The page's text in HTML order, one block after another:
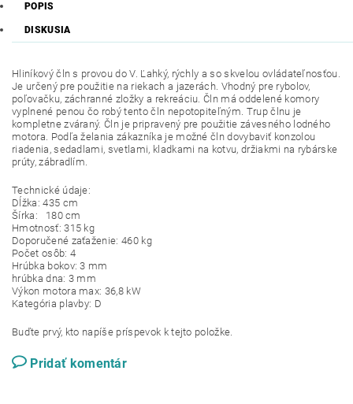
POPIS
DISKUSIA
Hliníkový čln s provou do V. Ľahký, rýchly a so skvelou ovládateľnosťou.
Je určený pre použitie na riekach a jazerách. Vhodný pre rybolov,
poľovačku, záchranné zložky a rekreáciu. Čln má oddelené komory
vyplnené penou čo robý tento čln nepotopiteľným. Trup člnu je
kompletne zváraný. Čln je pripravený pre použitie závesného lodného
motora. Podľa želania zákazníka je možné čln dovybaviť konzolou
riadenia, sedadlami, svetlami, kladkami na kotvu, držiakmi na rybárske
prúty, zábradlím.
Technické údaje:
Dĺžka: 435 cm
Šírka: 180 cm
Hmotnosť: 315 kg
Doporučené zaťaženie: 460 kg
Počet osôb: 4
Hrúbka bokov: 3 mm
hrúbka dna: 3 mm
Výkon motora max: 36,8 kW
Kategória plavby: D
Buďte prvý, kto napíše príspevok k tejto položke.
Pridať komentár